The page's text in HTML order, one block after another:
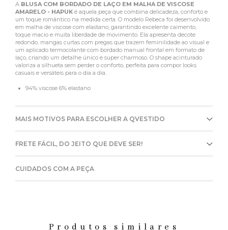
A BLUSA COM BORDADO DE LAÇO EM MALHA DE VISCOSE
AMARELO - HAPUK é aquela peça que combina delicadeza, conforto e
um toque romântico na medida certa. O modelo Rebeca foi desenvolvido
em malha de viscose com elastano, garantindo excelente caimento,
toque macio e muita liberdade de movimento. Ela apresenta decote
redondo, mangas curtas com pregas que trazem feminilidade ao visual e
um aplicado termocolante com bordado manual frontal em formato de
laço, criando um detalhe único e super charmoso. O shape acinturado
valoriza a silhueta sem perder o conforto, perfeita para compor looks
casuais e versáteis para o dia a dia.
94% viscose 6% elastano
MAIS MOTIVOS PARA ESCOLHER A QVESTIDO
FRETE FÁCIL, DO JEITO QUE DEVE SER!
CUIDADOS COM A PEÇA
Produtos similares